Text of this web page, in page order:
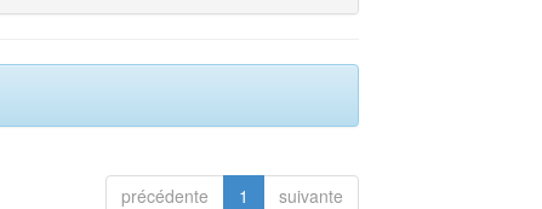
précédente 1 suivante